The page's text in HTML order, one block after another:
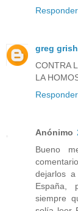
Responder
greg
CONTRA
LA
Responder
Anónimo
Bueno
dejarlos
España,
siempre